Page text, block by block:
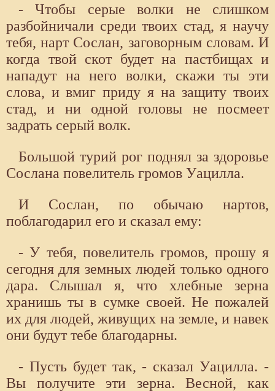
- Чтобы серые волки не слишком
разбойничали среди твоих стад, я научу
тебя, нарт Сослан, заговорным словам. И
когда твой скот будет на пастбищах и
нападут на него волки, скажи ты эти
слова, и вмиг приду я на защиту твоих
стад, и ни одной головы не посмеет
задрать серый волк.
Большой турий рог поднял за здоровье
Сослана повелитель громов Уацилла.
И Сослан, по обычаю нартов,
поблагодарил его и сказал ему:
- У тебя, повелитель громов, прошу я
сегодня для земных людей только одного
дара. Слышал я, что хлебные зерна
хранишь ты в сумке своей. Не пожалей
их для людей, живущих на земле, и навек
они будут тебе благодарны.
- Пусть будет так, - сказал Уацилла. -
Вы получите эти зерна. Весной, как